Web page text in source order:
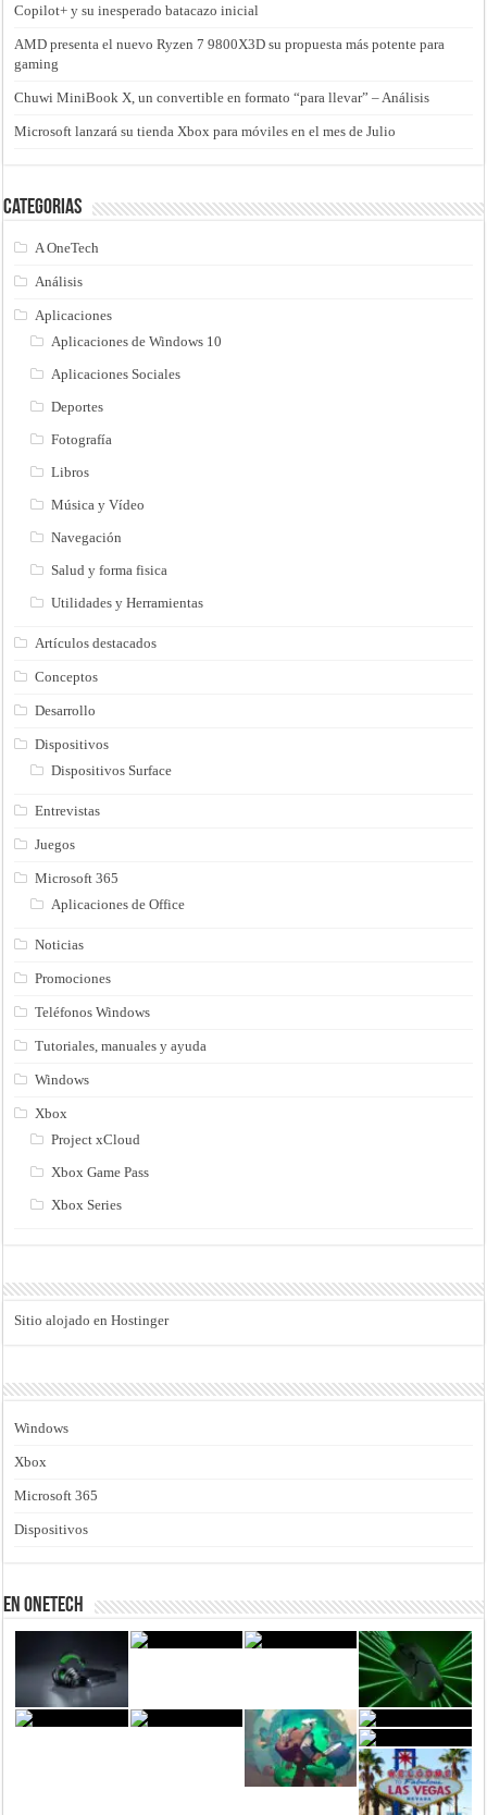
Copilot+ y su inesperado batacazo inicial
AMD presenta el nuevo Ryzen 7 9800X3D su propuesta más potente para
gaming
Chuwi MiniBook X, un convertible en formato “para llevar” – Análisis
Microsoft lanzará su tienda Xbox para móviles en el mes de Julio
Categorias
A OneTech
Análisis
Aplicaciones
Aplicaciones de Windows 10
Aplicaciones Sociales
Deportes
Fotografía
Libros
Música y Vídeo
Navegación
Salud y forma fisica
Utilidades y Herramientas
Artículos destacados
Conceptos
Desarrollo
Dispositivos
Dispositivos Surface
Entrevistas
Juegos
Microsoft 365
Aplicaciones de Office
Noticias
Promociones
Teléfonos Windows
Tutoriales, manuales y ayuda
Windows
Xbox
Project xCloud
Xbox Game Pass
Xbox Series
Sitio alojado en Hostinger
Windows
Xbox
Microsoft 365
Dispositivos
En Onetech